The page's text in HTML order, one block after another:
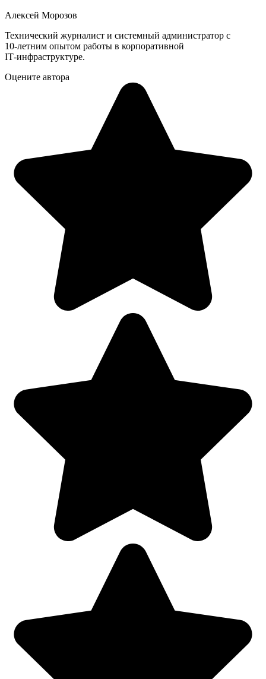
Алексей Морозов
Технический журналист и системный администратор с
10‑летним опытом работы в корпоративной
IT‑инфраструктуре.
Оцените автора